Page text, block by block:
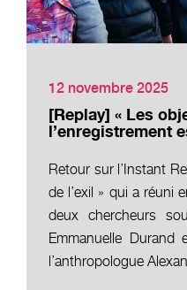
12 novembre 2025
[Replay] « Les
l’enregistrement
Retour sur l’Instant
de l’exil » qui a réuni
deux chercheurs
Emmanuelle Durand
l’anthropologue